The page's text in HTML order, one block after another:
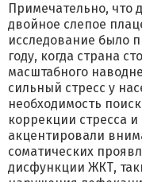
Примечательно, что
двойное слепое
исследование было
году, когда страна
масштабного
сильный стресс у
необходимость
коррекции стресса
акцентировали
соматических
дисфункции ЖКТ,